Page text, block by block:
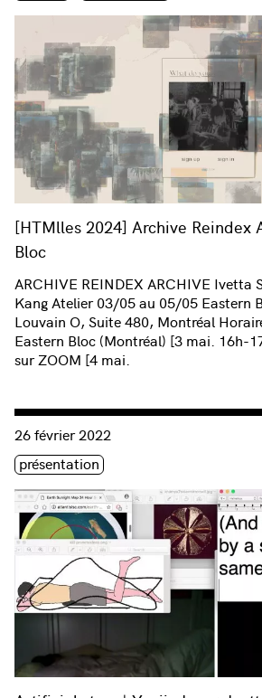
[HTMlles 2024] Archive Reindex
Bloc
ARCHIVE REINDEX ARCHIVE Ivetta
Kang Atelier 03/05 au 05/05 Eastern
Louvain O, Suite 480, Montréal
Eastern Bloc (Montréal) [3 mai. 16h-
sur ZOOM [4 mai.
Consulter « Artificial stars | Yoojin Lee
26 février 2022
Étiquette(s)
présentation